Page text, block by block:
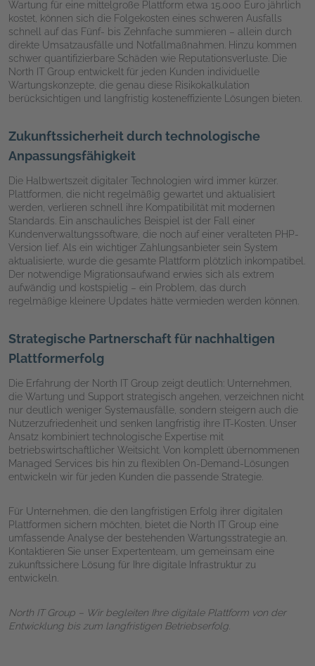
Wartung für eine mittelgroße Plattform etwa 15.000 Euro jährlich
kostet, können sich die Folgekosten eines schweren Ausfalls
schnell auf das Fünf- bis Zehnfache summieren – allein durch
direkte Umsatzausfälle und Notfallmaßnahmen. Hinzu kommen
schwer quantifizierbare Schäden wie Reputationsverluste. Die
North IT Group entwickelt für jeden Kunden individuelle
Wartungskonzepte, die genau diese Risikokalkulation
berücksichtigen und langfristig kosteneffiziente Lösungen bieten.
Zukunftssicherheit durch technologische
Anpassungsfähigkeit
Die Halbwertszeit digitaler Technologien wird immer kürzer.
Plattformen, die nicht regelmäßig gewartet und aktualisiert
werden, verlieren schnell ihre Kompatibilität mit modernen
Standards. Ein anschauliches Beispiel ist der Fall einer
Kundenverwaltungssoftware, die noch auf einer veralteten PHP-
Version lief. Als ein wichtiger Zahlungsanbieter sein System
aktualisierte, wurde die gesamte Plattform plötzlich inkompatibel.
Der notwendige Migrationsaufwand erwies sich als extrem
aufwändig und kostspielig – ein Problem, das durch
regelmäßige kleinere Updates hätte vermieden werden können.
Strategische Partnerschaft für nachhaltigen
Plattformerfolg
Die Erfahrung der North IT Group zeigt deutlich: Unternehmen,
die Wartung und Support strategisch angehen, verzeichnen nicht
nur deutlich weniger Systemausfälle, sondern steigern auch die
Nutzerzufriedenheit und senken langfristig ihre IT-Kosten. Unser
Ansatz kombiniert technologische Expertise mit
betriebswirtschaftlicher Weitsicht. Von komplett übernommenen
Managed Services bis hin zu flexiblen On-Demand-Lösungen
entwickeln wir für jeden Kunden die passende Strategie.
Für Unternehmen, die den langfristigen Erfolg ihrer digitalen
Plattformen sichern möchten, bietet die North IT Group eine
umfassende Analyse der bestehenden Wartungsstrategie an.
Kontaktieren Sie unser Expertenteam, um gemeinsam eine
zukunftssichere Lösung für Ihre digitale Infrastruktur zu
entwickeln.
North IT Group – Wir begleiten Ihre digitale Plattform von der
Entwicklung bis zum langfristigen Betriebserfolg.